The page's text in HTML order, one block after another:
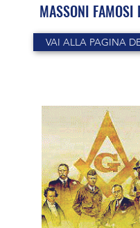
MASSONI FAMOSI
VAI ALLA PAGINA